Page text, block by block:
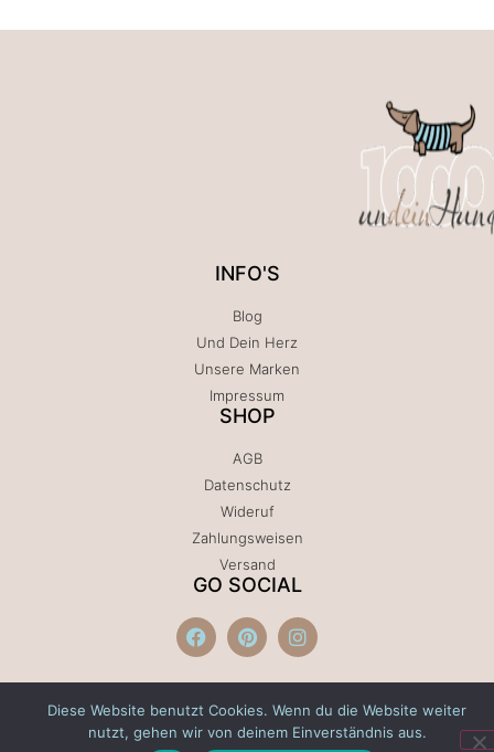
INFO'S
Blog
Und Dein Herz
Unsere Marken
Impressum
SHOP
AGB
Datenschutz
Wideruf
Zahlungsweisen
Versand
GO SOCIAL
Diese Website benutzt Cookies. Wenn du die Website weiter
nutzt, gehen wir von deinem Einverständnis aus.